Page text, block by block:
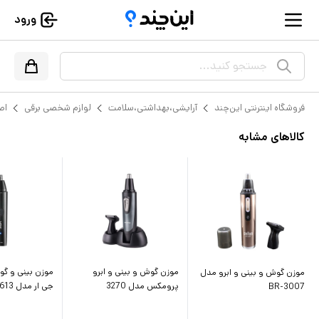
ورود
جستجو کنید...
فروشگاه اینترنتی این‌چند آرایشی،بهداشتی،سلامت لوازم شخصی برقی
کالاهای مشابه
موزن گوش و بینی و ابرو مدل
BR-3007
موزن گوش و بینی و ابرو
پرومکس مدل 3270
موزن بینی و
جی ار مدل V613